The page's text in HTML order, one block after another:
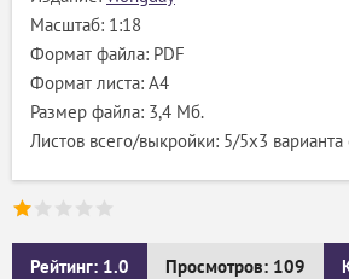
Масштаб: 1:18
Формат файла: PDF
Формат листа: А4
Размер файла: 3,4 Мб.
Листов всего/выкройки: 5/5х3 варианта
Рейтинг: 1.0 Просмотров: 109